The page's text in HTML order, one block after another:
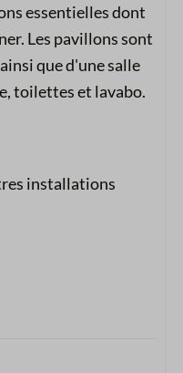
essentielles dont
Les pavillons sont
que d'une salle
toilettes et lavabo.
installations